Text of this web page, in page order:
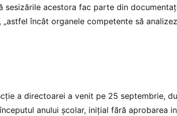
sesizările acestora fac parte din
„astfel încât organele competente să
a directoarei a venit pe 25 septembrie,
anului școlar, inițial fără aprobarea